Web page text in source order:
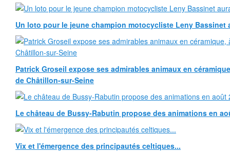
Un loto pour le jeune champion motocycliste Leny Bassinet
Patrick Groseil expose ses admirables animaux en
de Châtillon-sur-Seine
Le château de Bussy-Rabutin propose des animations en
Vix et l'émergence des principautés celtiques...